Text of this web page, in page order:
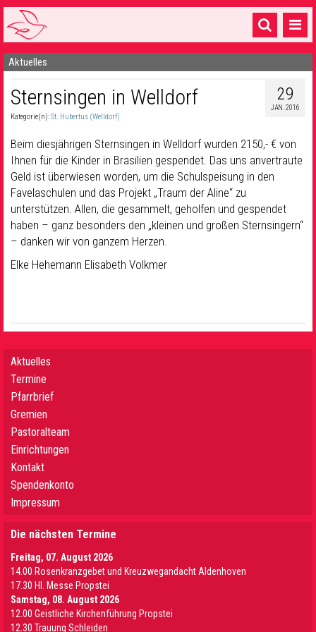
Startseite
1 Pfarrei
16 Gemeinden & mehr
Gottesdienste & Sinnsuche
Sakramente & Feste
Gemeinschaft & Soziales
Musik& Kultur
Seelsorge & Kontakt
Aktuelles
29
JAN. 2016
Sternsingen in Welldorf
Kategorie(n):St. Hubertus (Welldorf)
Beim diesjährigen Sternsingen in Welldorf wurden 2150,- € von
Ihnen für die Kinder in Brasilien gespendet. Das uns anvertraute
Geld ist überwiesen worden, um die Schulspeisung in den
Favelaschulen und das Projekt „Traum der Aline“ zu
unterstützen. Allen, die gesammelt, geholfen und gespendet
haben – ganz besonders den „kleinen und großen Sternsingern“
– danken wir von ganzem Herzen.
Elke Hehemann Elisabeth Volkmer
Aktuelles
Termine
Pfarrbrief
Gremien
Pastoralteam
Einrichtungen
Kontakt
Spendenkonto
Impressum
Die nächsten Termine
Freitag, 07. August 2026
14.00 Rosenkranzgebet und Kreuzwegandacht Aldenhoven
17.30 Hl. Messe Propstei
Samstag, 08. August 2026
12.00 Geistliche Kirchenführung Propstei
12.30 Trauung Schleiden